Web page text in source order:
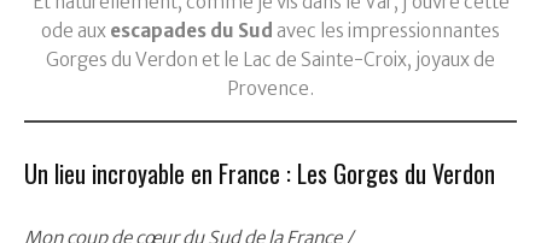
ode aux escapades du Sud avec les impressionnantes
Gorges du Verdon et le Lac de Sainte-Croix, joyaux de
Provence.
Un lieu incroyable en France : Les Gorges du Verdon
Mon coup de cœur du Sud de la France /